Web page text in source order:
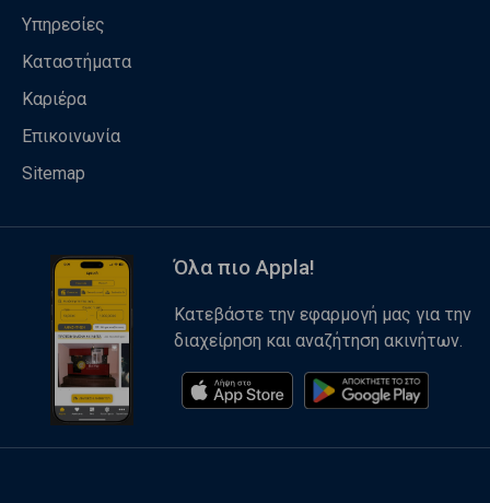
Υπηρεσίες
Καταστήματα
Καριέρα
Επικοινωνία
Sitemap
Όλα πιο Appla!
Κατεβάστε την εφαρμογή μας για την
διαχείρηση και αναζήτηση ακινήτων.